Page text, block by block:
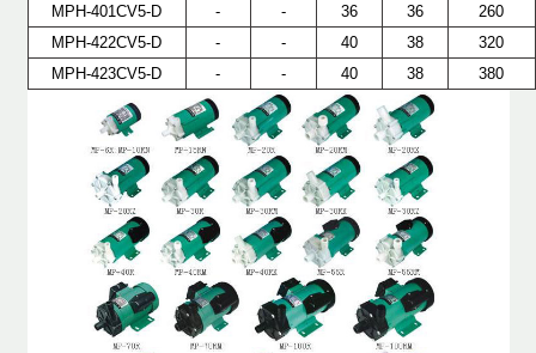
MPH-401CV5-D
- - 36 36
260
MPH-422CV5-D
- - 40 38
320
MPH-423CV5-D
- - 40 38 380